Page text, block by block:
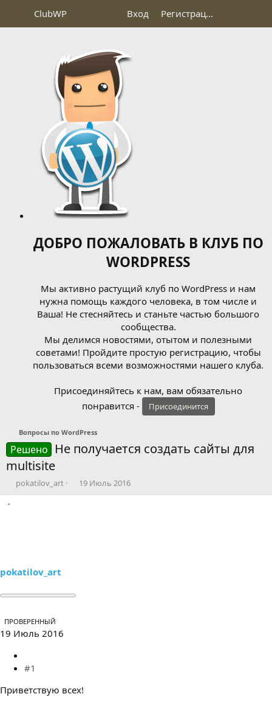
ClubWP Вход Регистрация
ДОБРО ПОЖАЛОВАТЬ В КЛУБ ПО
WORDPRESS
Мы активно растущий клуб по WordPress и нам
нужна помощь каждого человека, в том числе и
Ваша! Не стесняйтесь и станьте частью большого
сообщества.
Мы делимся новостями, отытом и полезными
советами! Пройдите простую регистрацию, чтобы
пользоваться всеми возможностями нашего клуба.
Присоединяйтесь к нам, вам обязательно
понравится -
Присоединится
Вопросы по WordPress
Решено
Не получается создать сайты для
multisite
А
в
ы
pokatilov_art
Д
а
19 Июль 2016
pokatilov_art
ПРОВЕРЕННЫЙ
19 Июль 2016
#1
Приветствую всех!